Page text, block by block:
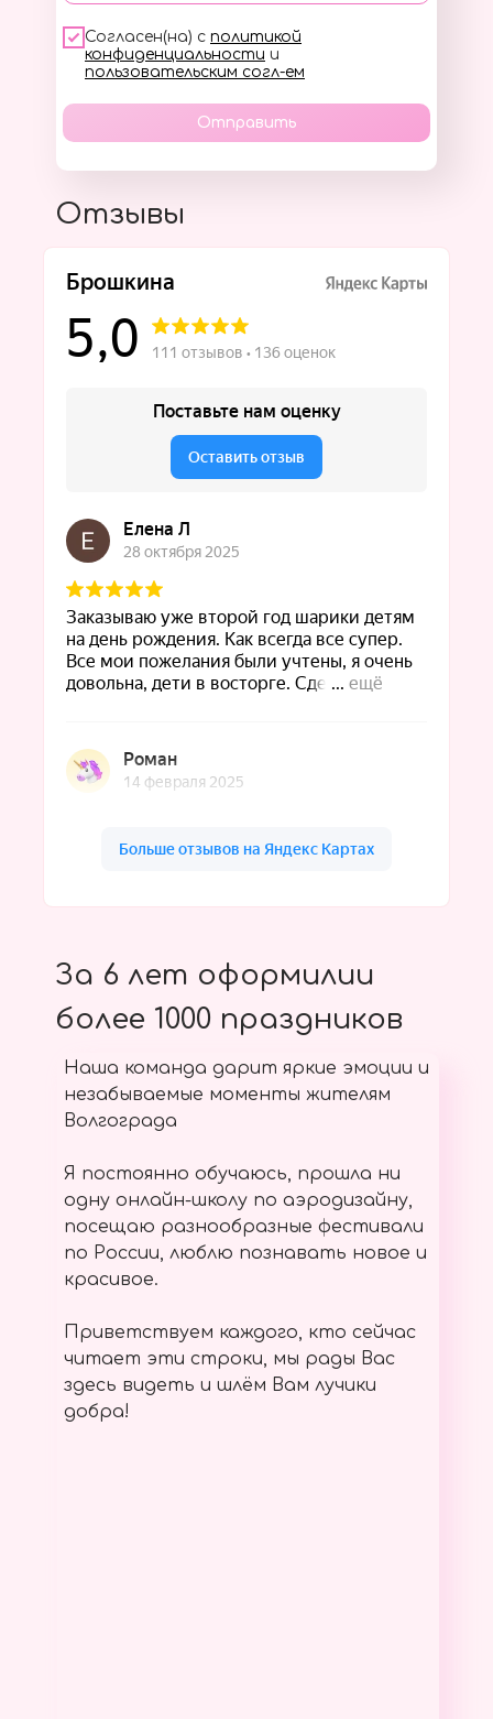
Согласен(на) с политикой
конфиденциальности и
пользовательским согл-ем
Отправить
Отзывы
За 6 лет оформилии
более 1000 праздников
Наша команда дарит яркие эмоции и
незабываемые моменты жителям
Волгограда
Я постоянно обучаюсь, прошла ни
одну онлайн-школу по аэродизайну,
посещаю разнообразные фестивали
по России, люблю познавать новое и
красивое.
Приветствуем каждого, кто сейчас
читает эти строки, мы рады Вас
здесь видеть и шлём Вам лучики
добра!